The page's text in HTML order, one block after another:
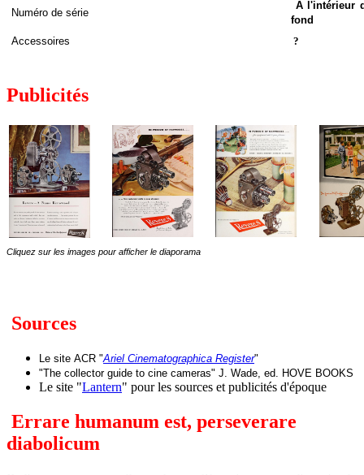
Numéro de série
A l'intérieur
fond
Accessoires
?
Publicités
Cliquez sur les images pour afficher le diaporama
Sources
Le site ACR "Ariel Cinematographica Register"
"The collector guide to cine cameras" J. Wade, ed. HOVE BOOKS
Le site "Lantern" pour les sources et publicités d'époque
Errare humanum est, perseverare
diabolicum